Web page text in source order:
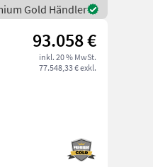
Gold Händler
93.058 €
inkl. 20 % MwSt.
77.548,33 € exkl.